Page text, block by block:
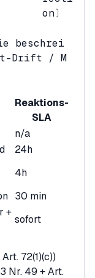
on〕
beschrei
Drift / M
Reaktions-
SLA
n/a
24h
4h
30 min
+
sofort
72(1)(c))
Nr. 49 + Art.